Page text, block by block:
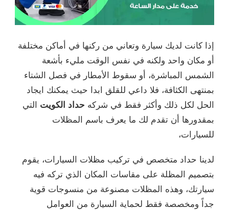
كانت لديك سيارة وتعاني من ركنها في أماكن مختلفة
مكان واحد ولكنه في نفس الوقت مليء بأشعة
المباشرة، أو سقوط الأمطار في فصل الشتاء
الكثافة، فلا داعي للقلق ابدا حيث يمكنك ايجاد
لكل ذلك وأكثر فقط في شركهحداد الكويتالتي
أن تقدم لك ما يعرف باسم المظلات
حداد متخصص في تركيب مظلات السيارات، يقوم
المظلة على مقاسات المكان الذي تركه فيه
وهذه المظلات مصنوعة من منسوجات قوية
ومخصصة فقط لحماية السيارة من العوامل